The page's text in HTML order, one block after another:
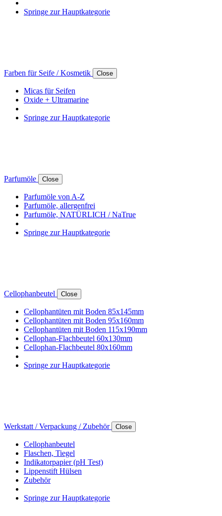
Springe zur Hauptkategorie
Farben für Seife / Kosmetik Close
Micas für Seifen
Oxide + Ultramarine
Springe zur Hauptkategorie
Parfumöle Close
Parfumöle von A-Z
Parfumöle, allergenfrei
Parfumöle, NATÜRLICH / NaTrue
Springe zur Hauptkategorie
Cellophanbeutel Close
Cellophantüten mit Boden 85x145mm
Cellophantüten mit Boden 95x160mm
Cellophantüten mit Boden 115x190mm
Cellophan-Flachbeutel 60x130mm
Cellophan-Flachbeutel 80x160mm
Springe zur Hauptkategorie
Werkstatt / Verpackung / Zubehör Close
Cellophanbeutel
Flaschen, Tiegel
Indikatorpapier (pH Test)
Lippenstift Hülsen
Zubehör
Springe zur Hauptkategorie